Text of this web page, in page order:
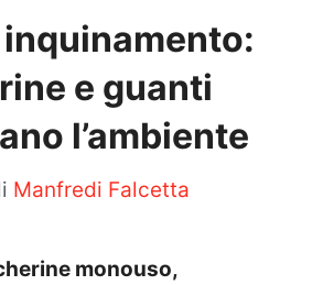
e guanti
l’ambiente
Manfredi Falcetta
monouso,